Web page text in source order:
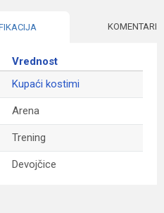
KOMENTARI
Vrednost
Kupaći kostimi
Arena
Trening
Devojčice